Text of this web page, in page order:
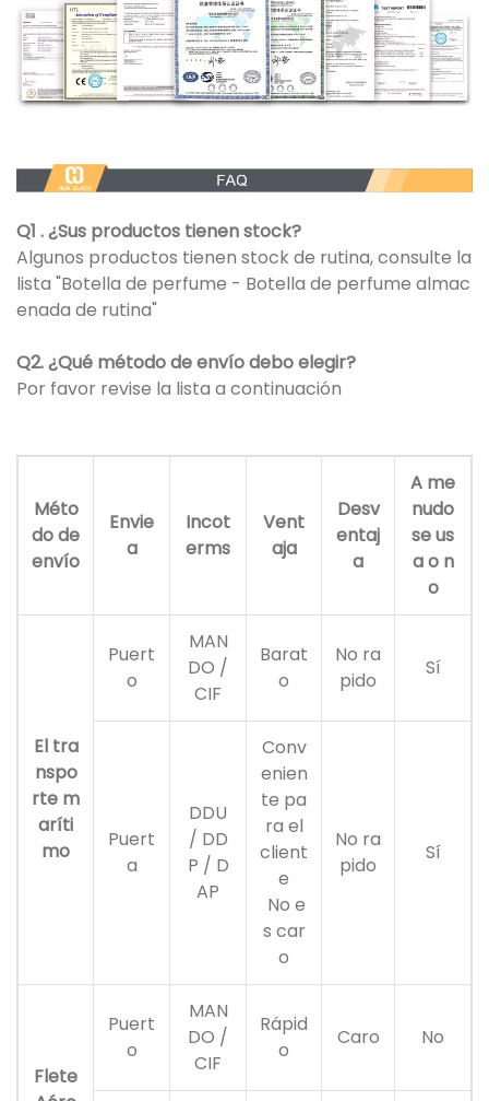
Q1 . ¿Sus productos tienen stock?
Algunos productos tienen stock de rutina, consulte la
lista "Botella de perfume - Botella de perfume almac
enada de rutina"
Q2. ¿Qué método de envío debo elegir?
Por favor revise la lista a continuación
Méto
do de
envío
Envie
a
Incot
erms
Vent
aja
Desv
entaj
a
A me
nudo
se us
a o n
o
El tra
nspo
rte m
aríti
mo
Puert
o
MAN
DO /
CIF
Barat
o
No ra
pido
Sí
Puert
a
DDU
/ DD
P / D
AP
Conv
enien
te pa
ra el
client
e
No e
s car
o
No ra
pido
Sí
Flete
Puert
o
MAN
DO /
CIF
Rápid
o
Caro No